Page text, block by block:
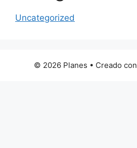
Uncategorized
© 2026 Planes • Creado con